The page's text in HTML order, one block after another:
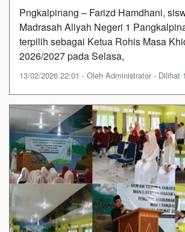
Pngkalpinang – Farizd Hamdhani,
Madrasah Aliyah Negeri 1
terpilih sebagai Ketua Rohis Masa
2026/2027 pada Selasa,
13/02/2026 22:01 - Oleh Administrator - Dilihat